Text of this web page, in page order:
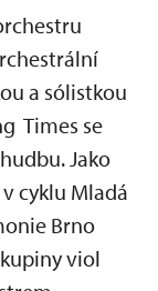
a sólistkou
Times se
Jako
cyklu Mladá
Brno
viol